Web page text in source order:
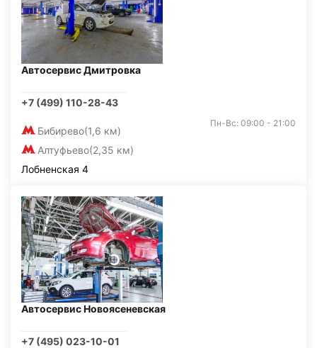
Автосервис Дмитровка
+7 (499) 110-28-43
Бибирево(1,6 км)
Алтуфьево(2,35 км)
Пн-Вс: 09:00 - 21:00
Лобненская 4
Автосервис Новоясеневская
+7 (495) 023-10-01